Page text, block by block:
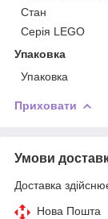
Стан
Серія LEGO
Упаковка
Упаковка
Приховати
Умови
Доставка
Нова Пошта